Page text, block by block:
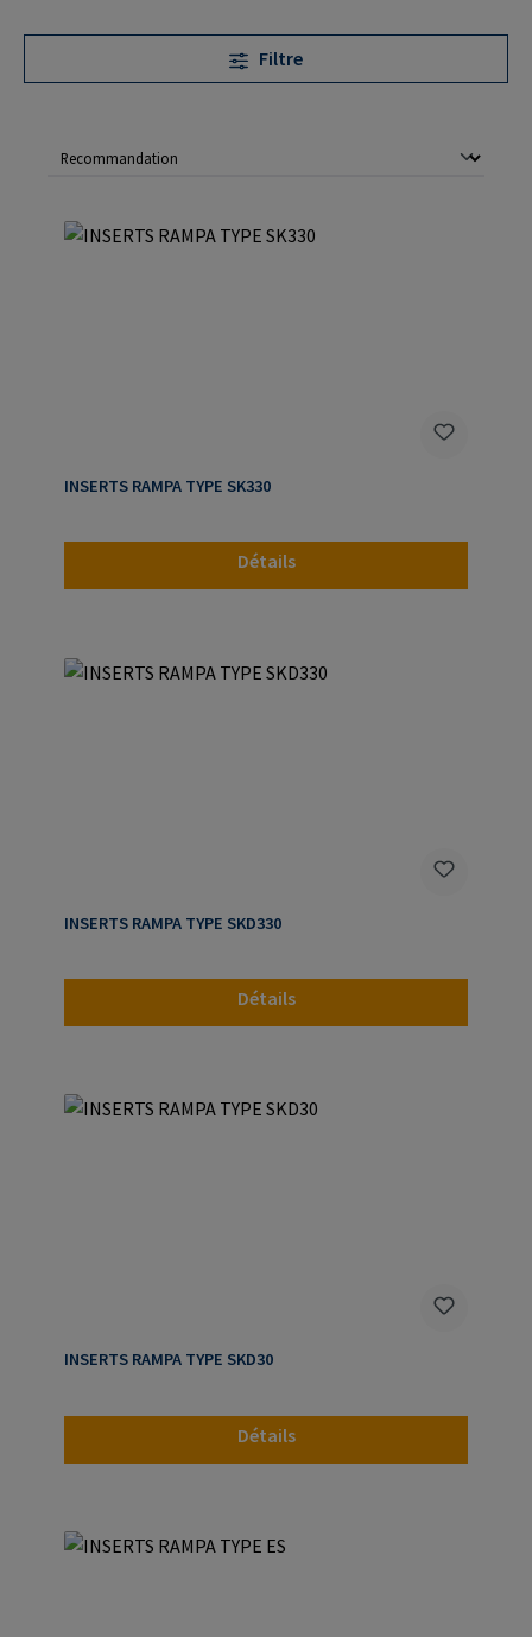
Filtre
INSERTS RAMPA TYPE SK330
Détails
INSERTS RAMPA TYPE SKD330
Détails
INSERTS RAMPA TYPE SKD30
Détails